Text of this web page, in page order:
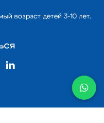
возраст детей 3-10 лет.